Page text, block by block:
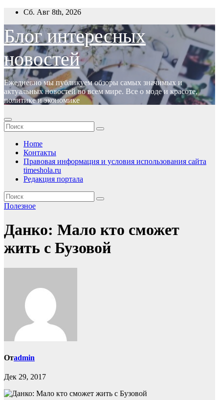
Перейти
содержимому
Сб. Авг 8th, 2026
Блог интересных
новостей
Ежедневно мы публикуем обзоры самых значимых и
актуальных новостей во всем мире. Все о моде и красоте,
политике и экономике
Home
Контакты
Правовая информация и условия использования сайта
timeshola.ru
Редакция портала
Полезное
Данко: Мало кто сможет
жить с Бузовой
Отadmin
Дек 29, 2017